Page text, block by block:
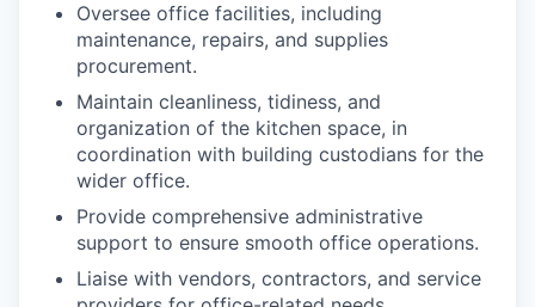
Oversee office facilities, including
maintenance, repairs, and supplies
procurement.
Maintain cleanliness, tidiness, and
organization of the kitchen space, in
coordination with building custodians for the
wider office.
Provide comprehensive administrative
support to ensure smooth office operations.
Liaise with vendors, contractors, and service